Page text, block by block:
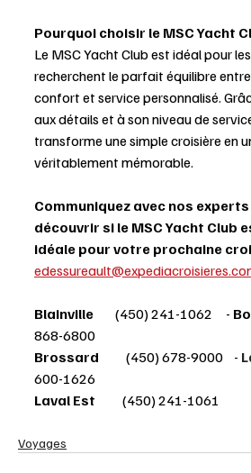
Pourquoi choisir le MSC Yacht
Le MSC Yacht Club est idéal pour
recherchent le parfait équilibre
confort et service personnalisé.
aux détails et à son niveau de
transforme une simple croisière en
véritablement mémorable.
Communiquez avec nos
découvrir si le MSC Yacht Club
idéale pour votre prochaine
Blainville (450) 241-1062     -
868-6800
Brossard
(450) 678-9000    -
600-1626
Laval Est
(450) 241-1061
Voyages